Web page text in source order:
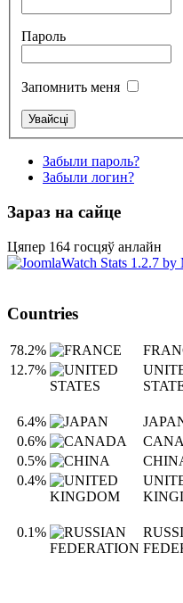
Пароль
Запомнить меня
Забыли пароль?
Забыли логин?
Зараз на сайце
Цяпер 164 госцяў анлайн
Countries
78.2%
12.7%
6.4%
0.6%
0.5%
0.4%
0.1%